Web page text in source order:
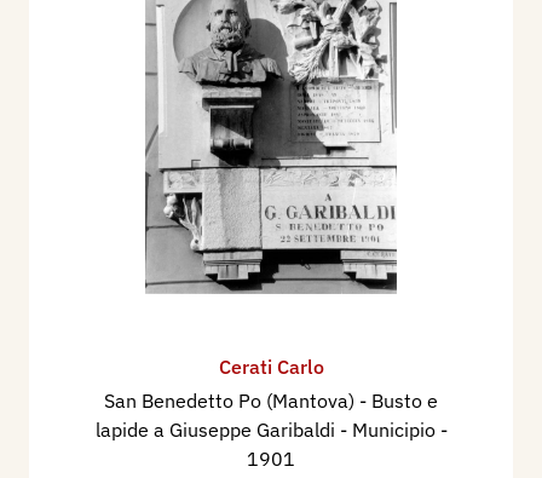
Cerati Carlo
San Benedetto Po (Mantova) - Busto e
lapide a Giuseppe Garibaldi - Municipio -
1901